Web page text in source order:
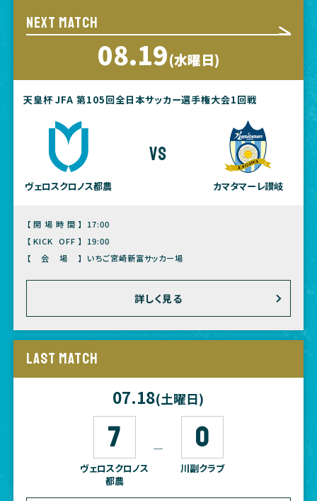
NEXT MATCH
08.19(水曜日)
天皇杯 JFA 第105回全日本サッカー選手権大会1回戦
ヴェロスクロノス都農
vs
カマタマーレ讃岐
【開場時間】
17:00
【KICK OFF】
19:00
【会場】
いちご宮崎新富サッカー場
詳しく見る
LAST MATCH
07.18(土曜日)
7
ヴェロスクロノス
都農
― 0
川副クラブ